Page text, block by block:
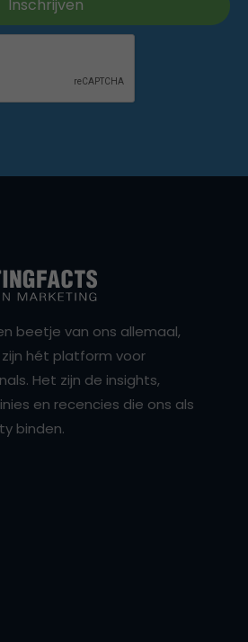
beetje van ons allemaal,
hét platform voor
Het zijn de insights,
en recencies die ons als
binden.